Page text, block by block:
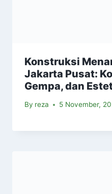
Konstruksi
Jakarta Pusat:
Gempa, dan
By reza 5 November,